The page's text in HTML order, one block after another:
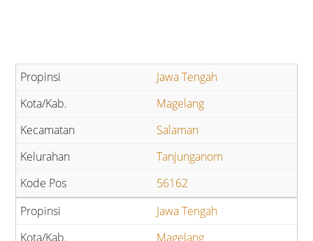
Jawa Tengah
Magelang
Salaman
Tanjunganom
56162
Jawa Tengah
Magelang